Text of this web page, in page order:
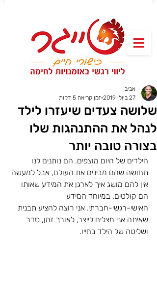
שלושה צעדים שיעזרו לילד
לנהל את ההתנהגות שלו
בצורה טובה יותר
אביב
27 ביולי 2019
זמן קריאה 5 דקות
הילדים של היום מוצפים. הם נותנים לנו
תחושה שהם מבינים את העולם, אבל למעשה
אין להם מושג איך לארגן את המידע שאותו
הם קולטים. במיוחד המידע
האישי-רגשי-חברתי. אני רוצה להציע תבנית
שאיתה אני מצליח לייצר, לאורך זמן, סדר
ושליטה של הילד בחייו.